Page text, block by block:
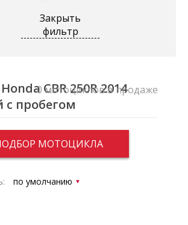
Закрыть
фильтр
CBR 250R 2014
пробегом
МОТОЦИКЛА
0 мотоциклов в продаже